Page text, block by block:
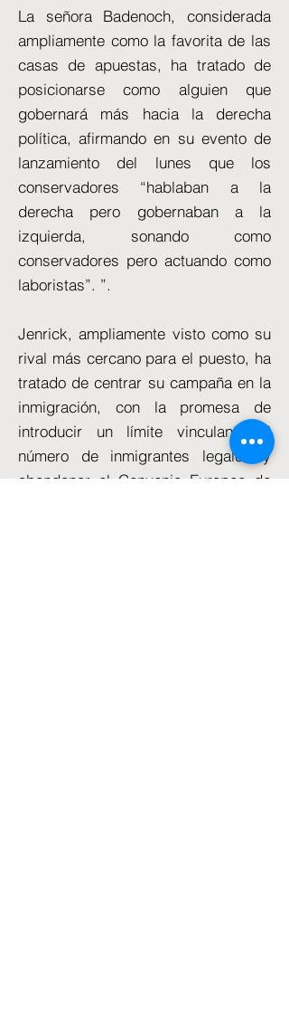
La señora Badenoch, considerada
ampliamente como la favorita de las
casas de apuestas, ha tratado de
posicionarse como alguien que
gobernará más hacia la derecha
política, afirmando en su evento de
lanzamiento del lunes que los
conservadores “hablaban a la
derecha pero gobernaban a la
izquierda, sonando como
conservadores pero actuando como
laboristas”. ”.
Jenrick, ampliamente visto como su
rival más cercano para el puesto, ha
tratado de centrar su campaña en la
inmigración, con la promesa de
introducir un límite vinculante al
número de inmigrantes legales y
abandonar el Convenio Europeo de